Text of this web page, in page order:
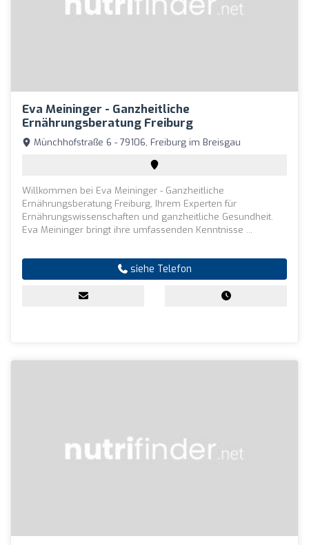
Eva Meininger - Ganzheitliche
Ernährungsberatung Freiburg
Münchhofstraße 6 - 79106, Freiburg im Breisgau
Willkommen bei Eva Meininger - Ganzheitliche
Ernährungsberatung Freiburg, Ihrem Experten für
Ernährungswissenschaften und ganzheitliche Gesundheit.
Eva Meininger bringt ihre umfassenden Kenntnisse ...
siehe Telefon